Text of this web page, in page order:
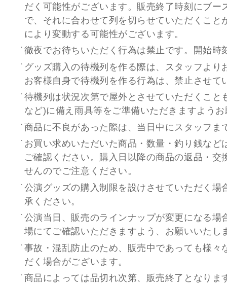
だく可能性がございます。販売終了時刻にブー
で、それに合わせて列を切らせていただくこと
により変動する可能性がございます。
徹夜でお待ちいただく行為は禁止です。開始時
グッズ購入の待機列を作る際は、スタッフより
お客様自身で待機列を作る行為は、禁止させて
待機列は状況次第で屋外とさせていただくこと
など)に備え雨具等をご準備いただきますよう
商品に不良があった際は、当日中にスタッフま
お買い求めいただいた商品・数量・釣り銭など
ご確認ください。購入日以降の商品の返品・交
せんのでご注意ください。
公演グッズの購入制限を設けさせていただく場
承ください。
公演当日、販売のラインナップが変更になる場
場にてご確認いただきますよう、お願いいたし
事故・混乱防止のため、販売中であっても様々
だく場合がございます。
商品によっては品切れ次第、販売終了となりま